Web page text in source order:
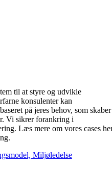
til at styre og udvikle
konsulenter kan
på jeres behov, som skaber
Vi sikrer forankring i
Læs mere om vores cases
Miljøledelse